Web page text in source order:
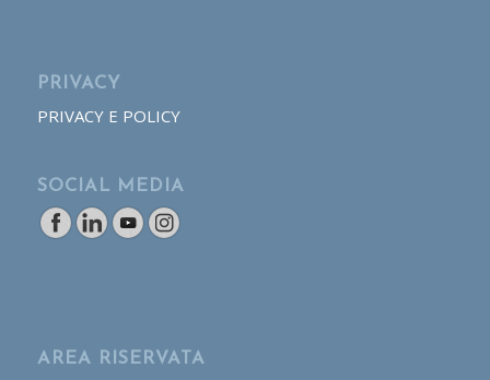
PRIVACY
PRIVACY E POLICY
SOCIAL MEDIA
AREA RISERVATA